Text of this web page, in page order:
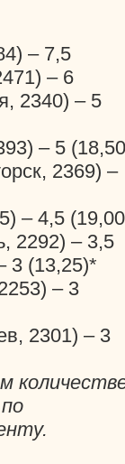
– 7,5
– 6
2340) – 5
– 5
2369) –
– 4,5
2292) – 3,5
3 (13,25)*
– 3
2301) – 3